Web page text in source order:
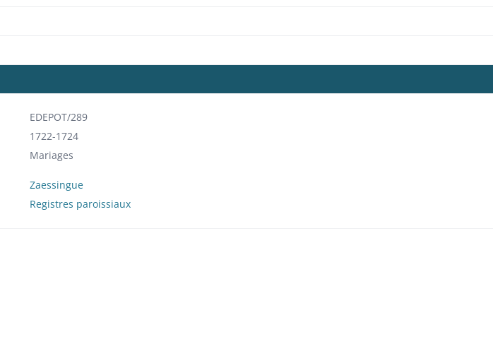
EDEPOT/289
1722-1724
Mariages
Zaessingue
Registres paroissiaux